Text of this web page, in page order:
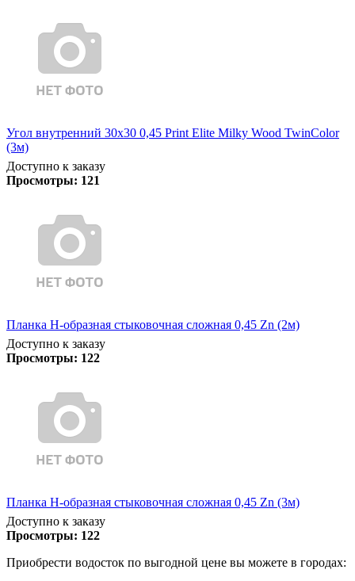
Угол внутренний 30х30 0,45 Print Elite Milky Wood TwinColor
(3м)
Доступно к заказу
Просмотры: 121
Планка Н-образная стыковочная сложная 0,45 Zn (2м)
Доступно к заказу
Просмотры: 122
Планка Н-образная стыковочная сложная 0,45 Zn (3м)
Доступно к заказу
Просмотры: 122
Приобрести водосток по выгодной цене вы можете в городах: